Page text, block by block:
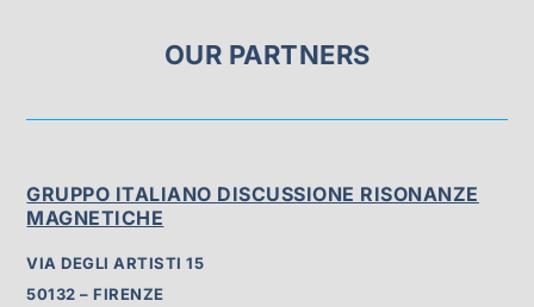
OUR PARTNERS
GRUPPO ITALIANO DISCUSSIONE RISONANZE
MAGNETICHE
VIA DEGLI ARTISTI 15
50132 – FIRENZE